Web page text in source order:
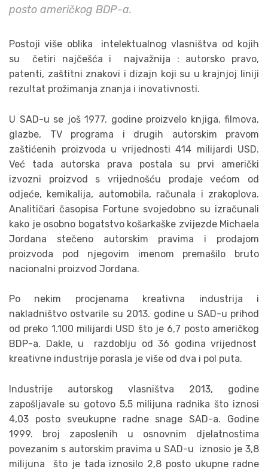
posto američkog BDP-a.
Postoji više oblika intelektualnog vlasništva od kojih
su četiri najčešća i najvažnija : autorsko pravo,
patenti, zaštitni znakovi i dizajn koji su u krajnjoj liniji
rezultat prožimanja znanja i inovativnosti.
U SAD-u se još 1977. godine proizvelo knjiga, filmova,
glazbe, TV programa i drugih autorskim pravom
zaštićenih proizvoda u vrijednosti 414 milijardi USD.
Već tada autorska prava postala su prvi američki
izvozni proizvod s vrijednošću prodaje većom od
odjeće, kemikalija, automobila, računala i zrakoplova.
Analitičari časopisa Fortune svojedobno su izračunali
kako je osobno bogatstvo košarkaške zvijezde Michaela
Jordana stečeno autorskim pravima i prodajom
proizvoda pod njegovim imenom premašilo bruto
nacionalni proizvod Jordana.
Po nekim procjenama kreativna industrija i
nakladništvo ostvarile su 2013. godine u SAD-u prihod
od preko 1.100 milijardi USD što je 6,7 posto američkog
BDP-a. Dakle, u razdoblju od 36 godina vrijednost
kreativne industrije porasla je više od dva i pol puta.
Industrije autorskog vlasništva 2013, godine
zapošljavale su gotovo 5,5 milijuna radnika što iznosi
4,03 posto sveukupne radne snage SAD-a. Godine
1999. broj zaposlenih u osnovnim djelatnostima
povezanim s autorskim pravima u SAD-u iznosio je 3,8
milijuna što je tada iznosilo 2,8 posto ukupne radne